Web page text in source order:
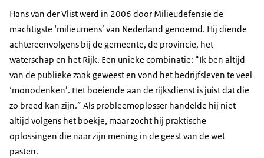
Hans van der Vlist werd in 2006 door Milieudefensie de
machtigste ‘milieumens’ van Nederland genoemd. Hij diende
achtereenvolgens bij de gemeente, de provincie, het
waterschap en het Rijk. Een unieke combinatie: “Ik ben altijd
van de publieke zaak geweest en vond het bedrijfsleven te veel
‘monodenken’. Het boeiende aan de rijksdienst is juist dat die
zo breed kan zijn.” Als probleemoplosser handelde hij niet
altijd volgens het boekje, maar zocht hij praktische
oplossingen die naar zijn mening in de geest van de wet
pasten.